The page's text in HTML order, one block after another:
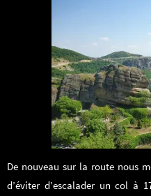
De nouveau sur la route nous
d’éviter d’escalader un col à